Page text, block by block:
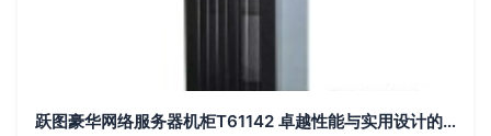
跃图豪华网络服务器机柜T61142 卓越性能与实用设计的完美融合